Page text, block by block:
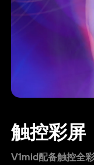
触控彩屏
V1mid配备触控全